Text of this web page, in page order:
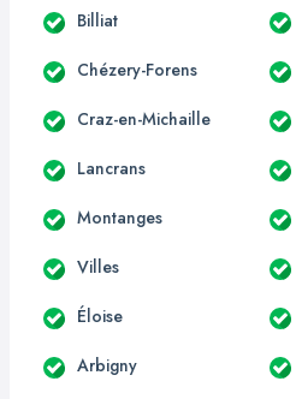
Billiat
Chézery-Forens
Craz-en-Michaille
Lancrans
Montanges
Villes
Éloise
Arbigny